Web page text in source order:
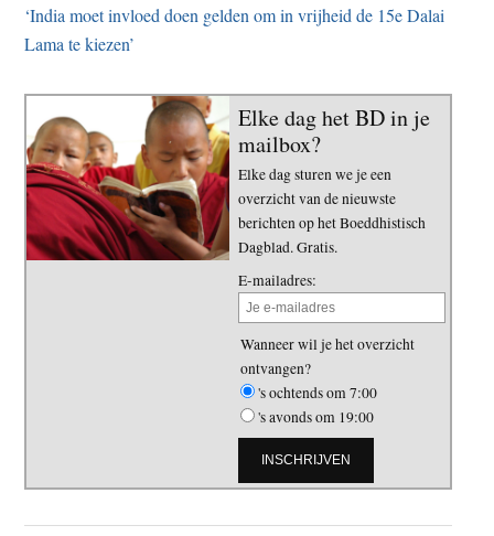
‘India moet invloed doen gelden om in vrijheid de 15e Dalai
Lama te kiezen’
Elke dag het BD in je
mailbox?
Elke dag sturen we je een
overzicht van de nieuwste
berichten op het Boeddhistisch
Dagblad. Gratis.
E-mailadres:
Wanneer wil je het overzicht
ontvangen?
's ochtends om 7:00
's avonds om 19:00